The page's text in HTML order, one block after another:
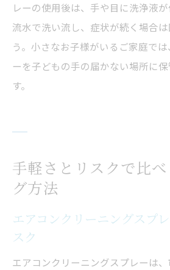
レーの使用後は、手や目に洗浄液
流水で洗い流し、症状が続く場合
う。小さなお子様がいるご家庭で
ーを子どもの手の届かない場所に
す。
手軽さとリスクで比
グ方法
エアコンクリーニングスプ
スク
エアコンクリーニングスプレーは